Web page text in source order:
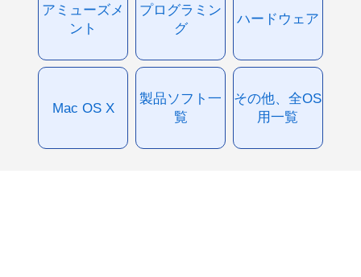
アミューズメ
ント
プログラミン
グ
ハードウェア
Mac OS X
製品ソフト一
覧
その他、全OS
用一覧